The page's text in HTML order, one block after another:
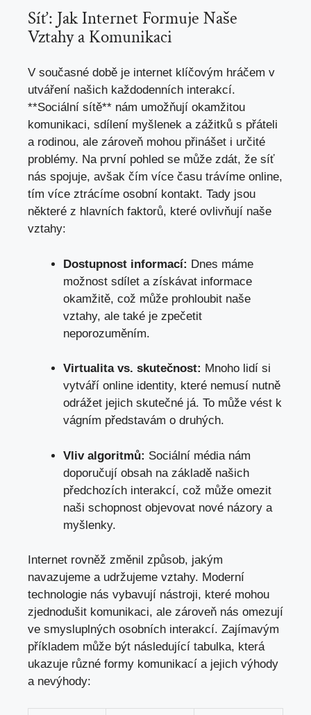
Síť:‌ Jak Internet Formuje Naše
‍Vztahy‌ a Komunikaci
V současné době je ⁢internet⁣ klíčovým hráčem v ​
utváření našich⁢ každodenních ⁢interakcí.
⁢**Sociální‍ sítě** ⁣nám ​umožňují⁣ okamžitou
komunikaci, sdílení myšlenek a⁣ zážitků s přáteli
‌a rodinou, ale zároveň mohou ⁢přinášet i určité
problémy. ⁢Na první pohled se ‌může zdát,‌ že síť
nás spojuje, avšak čím‍ více času ‍trávíme online,
tím⁢ více ‌ztrácíme ⁣osobní kontakt. Tady jsou
některé z hlavních faktorů, ⁢které ovlivňují naše⁢
vztahy:
Dostupnost informací: Dnes máme
možnost sdílet a získávat informace
‌okamžitě, což může prohloubit naše
vztahy,⁤ ale také je zpečetit
neporozuměním.
Virtualita ​vs. skutečnost: Mnoho lidí si
vytváří online identity, ⁣které nemusí nutně
odrážet ⁢jejich ‍skutečné já.‍ To může vést ‍k
⁢vágním ⁤představám o druhých.
Vliv ⁣algoritmů: Sociální média⁤ nám
‌doporučují obsah na ‌základě našich
⁤předchozích​ interakcí, což ​může omezit
naši schopnost​ objevovat nové názory a
myšlenky.
Internet rovněž změnil způsob, jakým
⁢navazujeme⁤ a udržujeme vztahy. Moderní
technologie nás vybavují nástroji, které mohou‍
zjednodušit komunikaci, ale zároveň ‌nás ⁢omezují
ve smysluplných osobních interakcí. Zajímavým
příkladem může ⁣být následující tabulka, která
ukazuje ‍různé ⁢formy ‍komunikací a jejich výhody
⁢a nevýhody: